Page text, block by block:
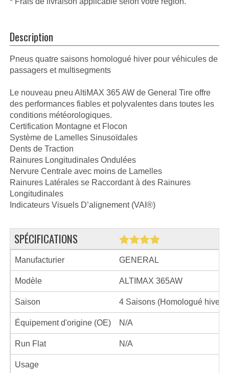
Description
Pneus quatre saisons homologué hiver pour véhicules de
passagers et multisegments
Le nouveau pneu AltiMAX 365 AW de General Tire offre
des performances fiables et polyvalentes dans toutes les
conditions météorologiques.
Certification Montagne et Flocon
Système de Lamelles Sinusoïdales
Dents de Traction
Rainures Longitudinales Ondulées
Nervure Centrale avec moins de Lamelles
Rainures Latérales se Raccordant à des Rainures
Longitudinales
Indicateurs Visuels D’alignement (VAI®)
SPÉCIFICATIONS
Manufacturier GENERAL
Modèle ALTIMAX 365AW
Saison 4 Saisons (Homologué hiver)
Équipement d'origine (OE) N/A
Run Flat N/A
Usage